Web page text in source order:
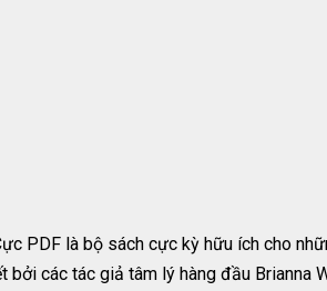
PDF là bộ sách cực kỳ hữu ích cho
các tác giả tâm lý hàng đầu Brianna